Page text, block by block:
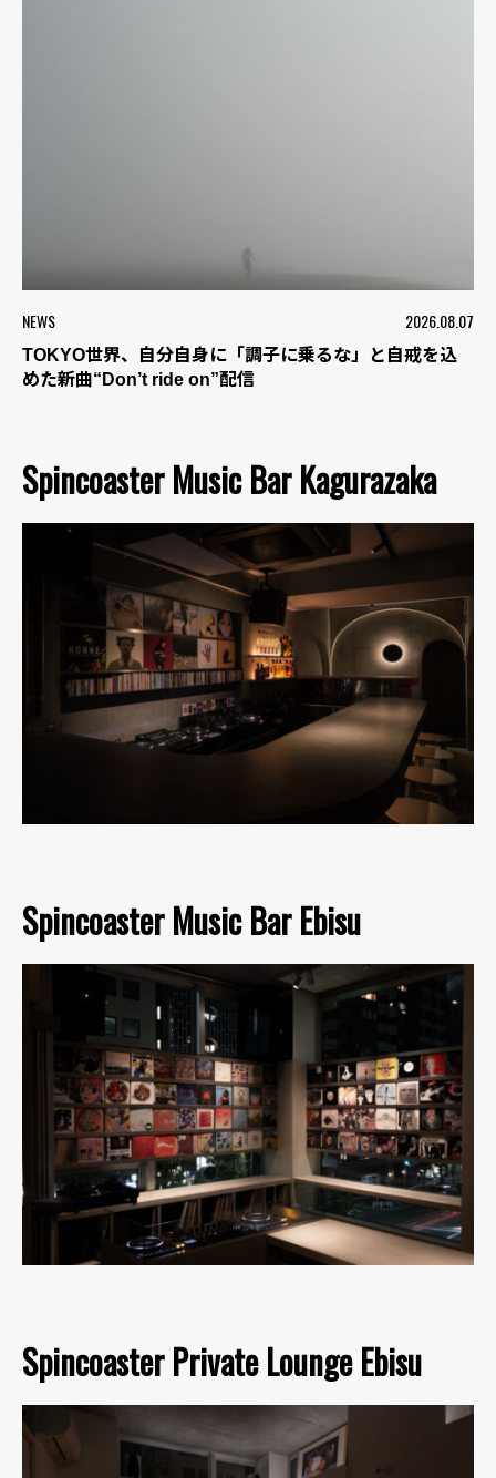
NEWS 2026.08.07
TOKYO世界、自分自身に「調子に乗るな」と自戒を込
めた新曲“Don’t ride on”配信
Spincoaster Music Bar Kagurazaka
Spincoaster Music Bar Ebisu
Spincoaster Private Lounge Ebisu